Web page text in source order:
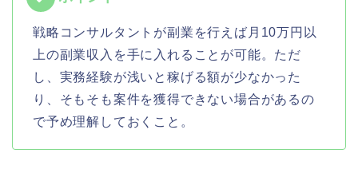
戦略コンサルタントが副業を行えば月10万円以
上の副業収入を手に入れることが可能。ただ
し、実務経験が浅いと稼げる額が少なかった
り、そもそも案件を獲得できない場合があるの
で予め理解しておくこと。